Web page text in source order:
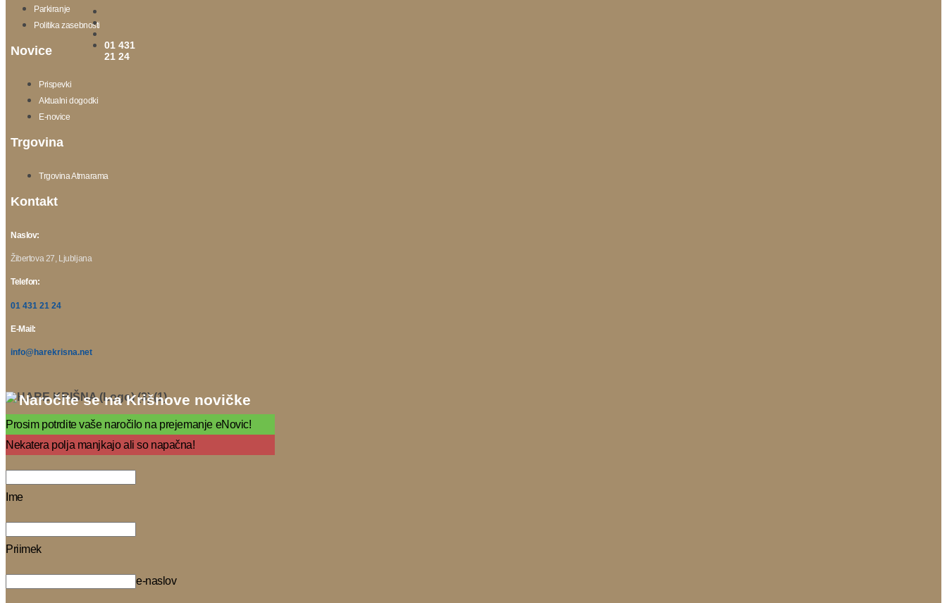
01 431
21 24
Parkiranje
Politika zasebnosti
Novice
Prispevki
Aktualni dogodki
E-novice
Trgovina
Trgovina Atmarama
Kontakt
Naslov:
Žibertova 27, Ljubljana
Telefon:
01 431 21 24
E-Mail:
info@harekrisna.net
Naročite se na Krišnove novičke
Prosim potrdite vaše naročilo na prejemanje eNovic!
Nekatera polja manjkajo ali so napačna!
Ime
Priimek
e-naslov